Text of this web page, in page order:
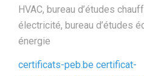
HVAC, bureau d’études
électricité, bureau d’études
énergie
certificats-peb.be certificat-